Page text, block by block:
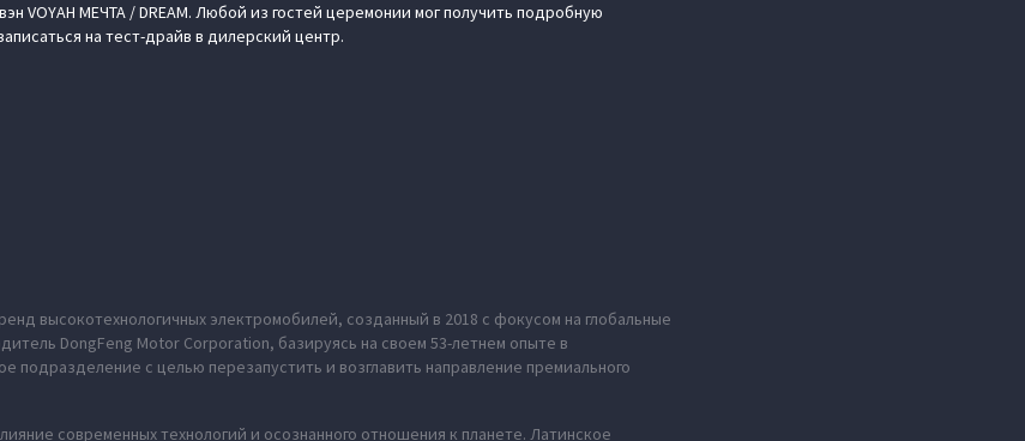
VOYAH МЕЧТА / DREAM. Любой из гостей церемонии мог получить подробную
на тест-драйв в дилерский центр.
высокотехнологичных электромобилей, созданный в 2018 с фокусом на глобальные
DongFeng Motor Corporation, базируясь на своем 53-летнем опыте в
подразделение с целью перезапустить и возглавить направление премиального
современных технологий и осознанного отношения к планете. Латинское